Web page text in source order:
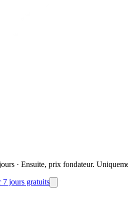
· Ensuite, prix fondateur.
7 jours gratuits